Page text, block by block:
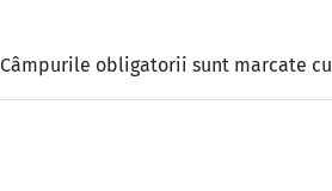
Câmpurile obligatorii sunt marcate cu